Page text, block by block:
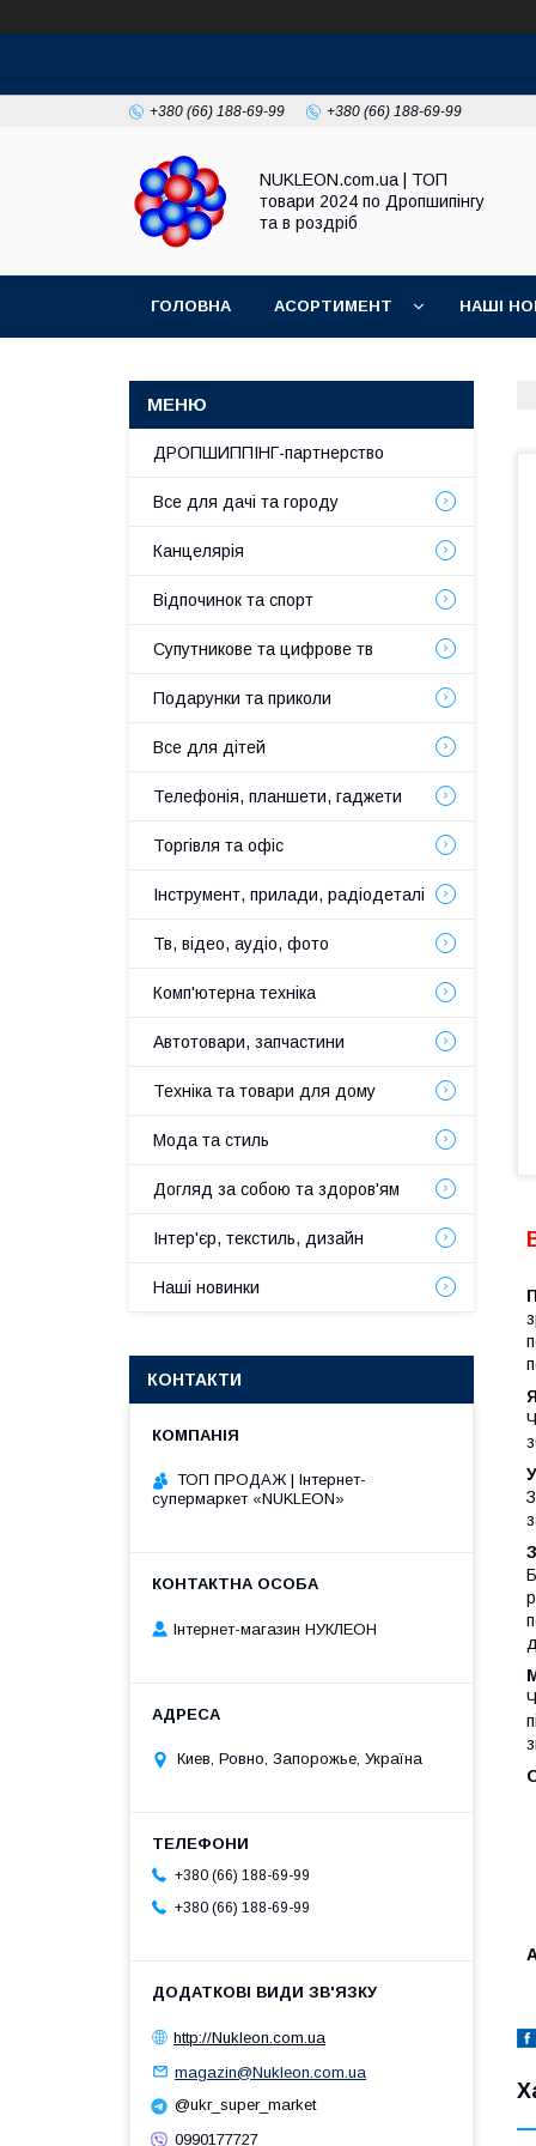
+380 (66) 188-69-99 +380 (66) 188-69-99
NUKLEON.com.ua | ТОП
товари 2024 по Дропшипінгу
та в роздріб
ГОЛОВНА АСОРТИМЕНТ НАШІ
ДРОПШИППІНГ-партнерство
Все для дачі та городу
Канцелярія
Відпочинок та спорт
Супутникове та цифрове тв
Подарунки та приколи
Все для дітей
Телефонія, планшети, гаджети
Торгівля та офіс
Інструмент, прилади, радіодеталі
Тв, відео, аудіо, фото
Комп'ютерна техніка
Автотовари, запчастини
Техніка та товари для дому
Мода та стиль
Догляд за собою та здоров'ям
Інтер'єр, текстиль, дизайн
Наші новинки
КОНТАКТИ
ТОП ПРОДАЖ | Інтернет-
супермаркет «NUKLEON»
Інтернет-магазин НУКЛЕОН
Киев, Ровно, Запорожье, Україна
+380 (66) 188-69-99
+380 (66) 188-69-99
http://Nukleon.com.ua
magazin@Nukleon.com.ua
@ukr_super_market
0990177727